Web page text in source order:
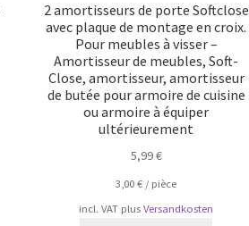
2 amortisseurs de porte Softclose
avec plaque de montage en croix.
Pour meubles à visser –
Amortisseur de meubles, Soft-
Close, amortisseur, amortisseur
de butée pour armoire de cuisine
ou armoire à équiper
ultérieurement
5,99€
3,00€ / pièce
incl. VAT plusVersandkosten